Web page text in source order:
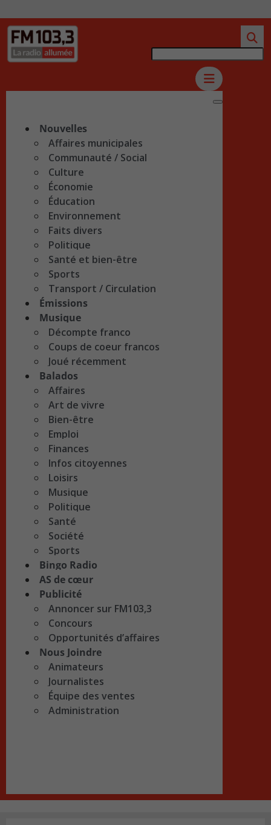
Nouvelles
Affaires municipales
Communauté / Social
Culture
Économie
Éducation
Environnement
Faits divers
Politique
Santé et bien-être
Sports
Transport / Circulation
Émissions
Musique
Décompte franco
Coups de coeur francos
Joué récemment
Balados
Affaires
Art de vivre
Bien-être
Emploi
Finances
Infos citoyennes
Loisirs
Musique
Politique
Santé
Société
Sports
Bingo Radio
AS de cœur
Publicité
Annoncer sur FM103,3
Concours
Opportunités d’affaires
Nous Joindre
Animateurs
Journalistes
Équipe des ventes
Administration